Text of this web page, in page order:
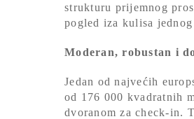
strukturu prijemnog
pogled iza kulisa
Moderan, robustan i
Jedan od najvećih
od 176 000 kvadratnih
dvoranom za check-in.